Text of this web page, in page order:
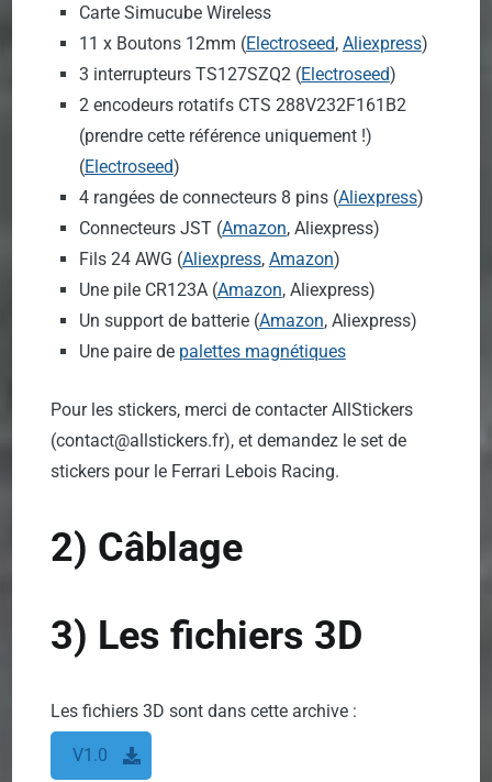
Carte Simucube Wireless
11 x Boutons 12mm (Electroseed, Aliexpress)
3 interrupteurs TS127SZQ2 (Electroseed)
2 encodeurs rotatifs CTS 288V232F161B2
(prendre cette référence uniquement !)
(Electroseed)
4 rangées de connecteurs 8 pins (Aliexpress)
Connecteurs JST (Amazon, Aliexpress)
Fils 24 AWG (Aliexpress, Amazon)
Une pile CR123A (Amazon, Aliexpress)
Un support de batterie (Amazon, Aliexpress)
Une paire de palettes magnétiques
Pour les stickers, merci de contacter AllStickers
(contact@allstickers.fr), et demandez le set de
stickers pour le Ferrari Lebois Racing.
2) Câblage
3) Les fichiers 3D
Les fichiers 3D sont dans cette archive :
V1.0